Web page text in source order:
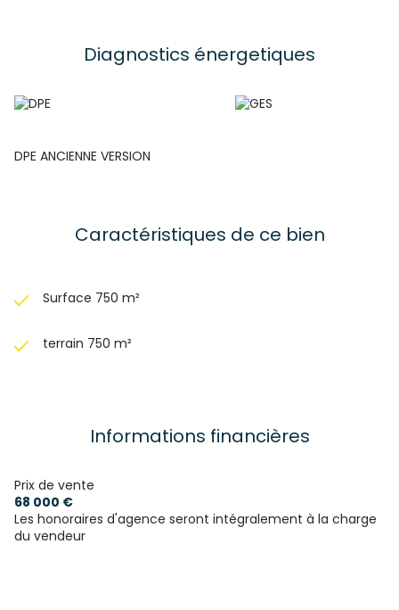
Diagnostics énergetiques
DPE ANCIENNE VERSION
Caractéristiques de ce bien
Surface 750 m²
terrain 750 m²
Informations financières
Prix de vente
68 000 €
Les honoraires d'agence seront intégralement à la charge
du vendeur